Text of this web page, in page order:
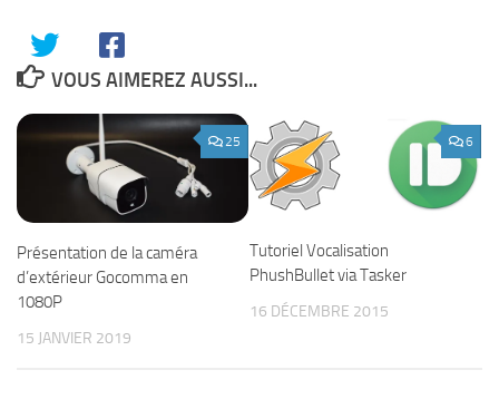
VOUS AIMEREZ AUSSI...
25
Présentation de la caméra
d’extérieur Gocomma en
1080P
15 JANVIER 2019
6
Tutoriel Vocalisation
PhushBullet via Tasker
16 DÉCEMBRE 2015